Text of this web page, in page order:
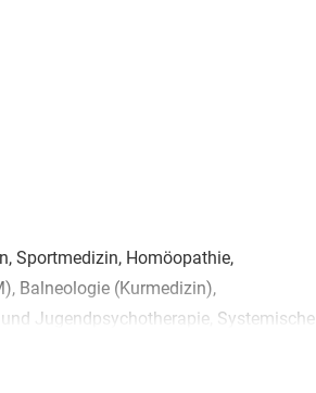
Sportmedizin, Homöopathie,
Balneologie (Kurmedizin),
Jugendpsychotherapie, Systemische